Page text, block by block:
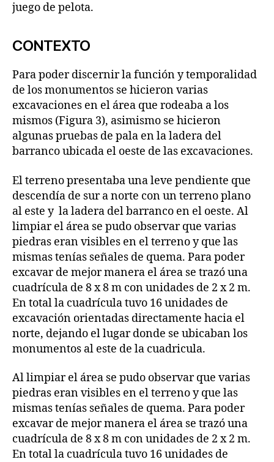
juego de pelota.
CONTEXTO
Para poder discernir la función y temporalidad
de los monumentos se hicieron varias
excavaciones en el área que rodeaba a los
mismos (Figura 3), asimismo se hicieron
algunas pruebas de pala en la ladera del
barranco ubicada el oeste de las excavaciones.
El terreno presentaba una leve pendiente que
descendía de sur a norte con un terreno plano
al este y la ladera del barranco en el oeste. Al
limpiar el área se pudo observar que varias
piedras eran visibles en el terreno y que las
mismas tenías señales de quema. Para poder
excavar de mejor manera el área se trazó una
cuadrícula de 8 x 8 m con unidades de 2 x 2 m.
En total la cuadrícula tuvo 16 unidades de
excavación orientadas directamente hacia el
norte, dejando el lugar donde se ubicaban los
monumentos al este de la cuadricula.
Al limpiar el área se pudo observar que varias
piedras eran visibles en el terreno y que las
mismas tenías señales de quema. Para poder
excavar de mejor manera el área se trazó una
cuadrícula de 8 x 8 m con unidades de 2 x 2 m.
En total la cuadrícula tuvo 16 unidades de